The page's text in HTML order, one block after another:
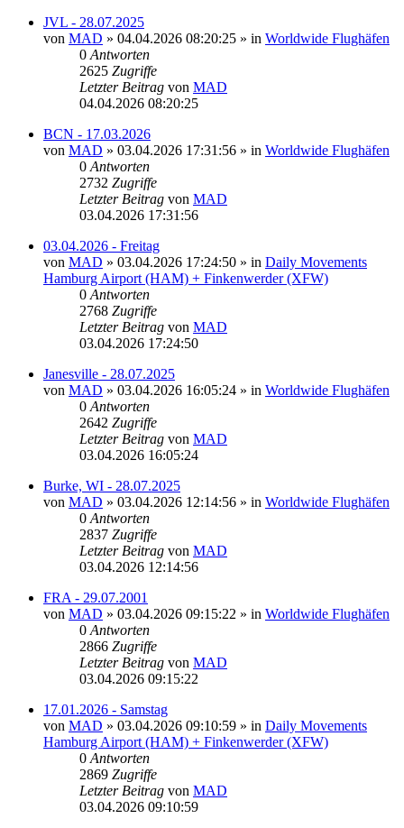
JVL - 28.07.2025
von MAD » 04.04.2026 08:20:25 » in Worldwide Flughäfen
0 Antworten
2625 Zugriffe
Letzter Beitrag von MAD
04.04.2026 08:20:25
BCN - 17.03.2026
von MAD » 03.04.2026 17:31:56 » in Worldwide Flughäfen
0 Antworten
2732 Zugriffe
Letzter Beitrag von MAD
03.04.2026 17:31:56
03.04.2026 - Freitag
von MAD » 03.04.2026 17:24:50 » in Daily Movements
Hamburg Airport (HAM) + Finkenwerder (XFW)
0 Antworten
2768 Zugriffe
Letzter Beitrag von MAD
03.04.2026 17:24:50
Janesville - 28.07.2025
von MAD » 03.04.2026 16:05:24 » in Worldwide Flughäfen
0 Antworten
2642 Zugriffe
Letzter Beitrag von MAD
03.04.2026 16:05:24
Burke, WI - 28.07.2025
von MAD » 03.04.2026 12:14:56 » in Worldwide Flughäfen
0 Antworten
2837 Zugriffe
Letzter Beitrag von MAD
03.04.2026 12:14:56
FRA - 29.07.2001
von MAD » 03.04.2026 09:15:22 » in Worldwide Flughäfen
0 Antworten
2866 Zugriffe
Letzter Beitrag von MAD
03.04.2026 09:15:22
17.01.2026 - Samstag
von MAD » 03.04.2026 09:10:59 » in Daily Movements
Hamburg Airport (HAM) + Finkenwerder (XFW)
0 Antworten
2869 Zugriffe
Letzter Beitrag von MAD
03.04.2026 09:10:59